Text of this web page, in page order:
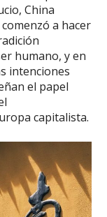
China
a hacer
humano, y en
intenciones
el papel
capitalista.